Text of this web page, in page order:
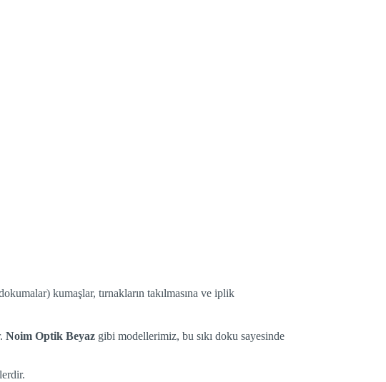
kumaşlar, tırnakların takılmasına ve iplik
Noim Optik Beyaz gibi modellerimiz, bu sıkı doku sayesinde